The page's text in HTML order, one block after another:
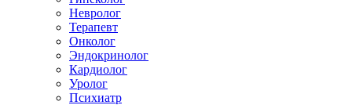
Невролог
Терапевт
Онколог
Эндокринолог
Кардиолог
Уролог
Психиатр